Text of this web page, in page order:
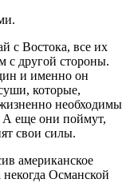
с Востока, все их
с другой стороны.
и именно он
которые,
необходимы
А еще они поймут,
свои силы.
американское
Османской